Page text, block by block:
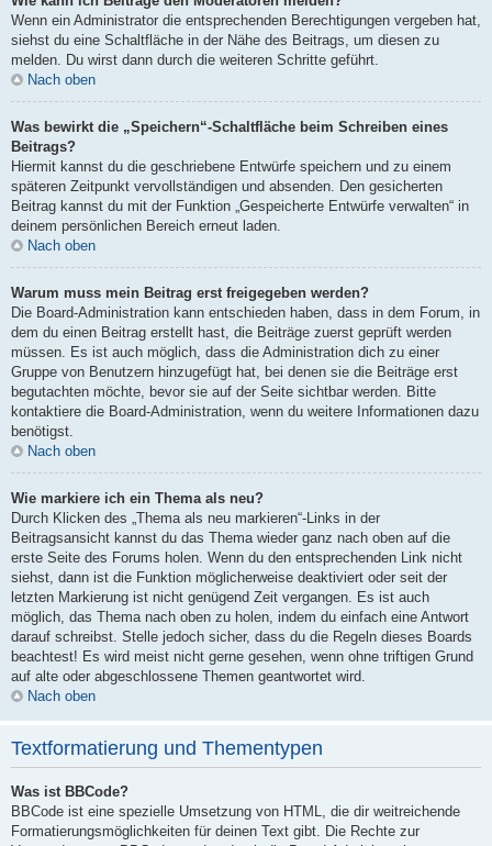
Wenn ein Administrator die entsprechenden Berechtigungen vergeben hat,
siehst du eine Schaltfläche in der Nähe des Beitrags, um diesen zu
melden. Du wirst dann durch die weiteren Schritte geführt.
Nach oben
Was bewirkt die „Speichern“-Schaltfläche beim Schreiben eines
Beitrags?
Hiermit kannst du die geschriebene Entwürfe speichern und zu einem
späteren Zeitpunkt vervollständigen und absenden. Den gesicherten
Beitrag kannst du mit der Funktion „Gespeicherte Entwürfe verwalten“ in
deinem persönlichen Bereich erneut laden.
Nach oben
Warum muss mein Beitrag erst freigegeben werden?
Die Board-Administration kann entschieden haben, dass in dem Forum, in
dem du einen Beitrag erstellt hast, die Beiträge zuerst geprüft werden
müssen. Es ist auch möglich, dass die Administration dich zu einer
Gruppe von Benutzern hinzugefügt hat, bei denen sie die Beiträge erst
begutachten möchte, bevor sie auf der Seite sichtbar werden. Bitte
kontaktiere die Board-Administration, wenn du weitere Informationen dazu
benötigst.
Nach oben
Wie markiere ich ein Thema als neu?
Durch Klicken des „Thema als neu markieren“-Links in der
Beitragsansicht kannst du das Thema wieder ganz nach oben auf die
erste Seite des Forums holen. Wenn du den entsprechenden Link nicht
siehst, dann ist die Funktion möglicherweise deaktiviert oder seit der
letzten Markierung ist nicht genügend Zeit vergangen. Es ist auch
möglich, das Thema nach oben zu holen, indem du einfach eine Antwort
darauf schreibst. Stelle jedoch sicher, dass du die Regeln dieses Boards
beachtest! Es wird meist nicht gerne gesehen, wenn ohne triftigen Grund
auf alte oder abgeschlossene Themen geantwortet wird.
Nach oben
Textformatierung und Thementypen
Was ist BBCode?
BBCode ist eine spezielle Umsetzung von HTML, die dir weitreichende
Formatierungsmöglichkeiten für deinen Text gibt. Die Rechte zur